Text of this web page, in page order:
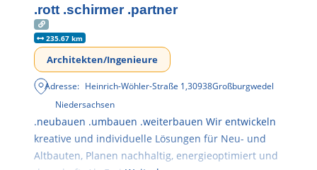
.rott .schirmer .partner
235.67 km
Architekten/Ingenieure
Adresse: Heinrich-Wöhler-Straße 1,30938Großburgwedel
Niedersachsen
.neubauen .umbauen .weiterbauen Wir entwickeln
kreative und individuelle Lösungen für Neu- und
Altbauten, Planen nachhaltig, energieoptimiert und